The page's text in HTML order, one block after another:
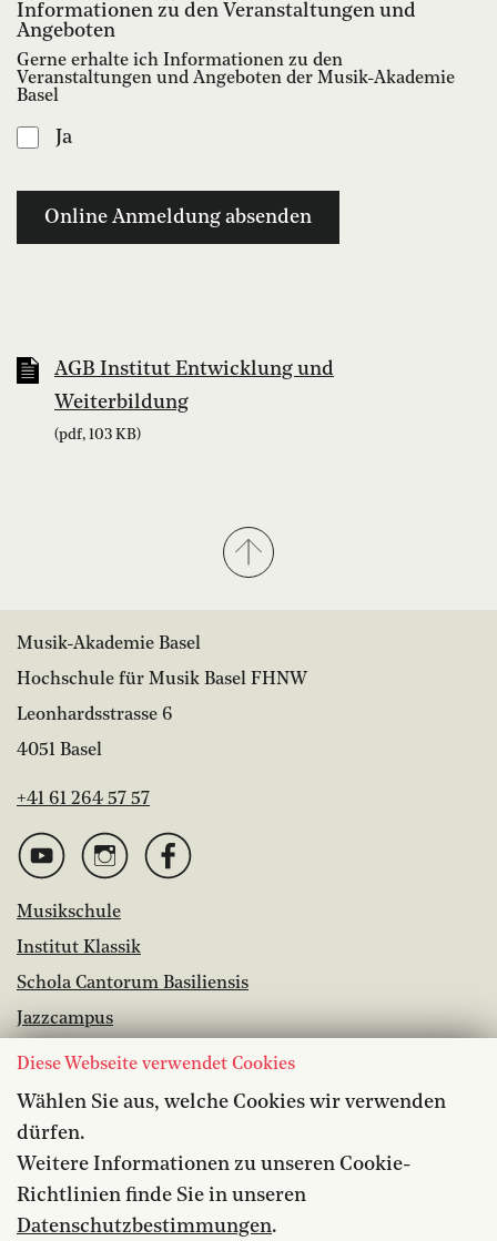
Informationen zu den Veranstaltungen und
Angeboten
Gerne erhalte ich Informationen zu den
Veranstaltungen und Angeboten der Musik-Akademie
Basel
Ja
AGB Institut Entwicklung und
Weiterbildung
(pdf, 103 KB)
Musik-Akademie Basel
Hochschule für Musik Basel FHNW
Leonhardsstrasse 6
4051 Basel
+41 61 264 57 57
Musikschule
Institut Klassik
Schola Cantorum Basiliensis
Jazzcampus
Bibliothek
Offene Stellen
Barrierefreiheit
Datenschutz
Diese Webseite verwendet Cookies
Wählen Sie aus, welche Cookies wir verwenden
dürfen.
Weitere Informationen zu unseren Cookie-
Richtlinien finde Sie in unseren
Datenschutzbestimmungen.